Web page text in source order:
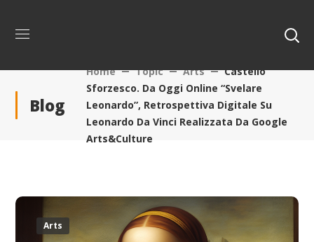
Blog
Home Topic Arts
Castello
Sforzesco. Da Oggi Online “Svelare
Leonardo”, Retrospettiva Digitale Su
Leonardo Da Vinci Realizzata Da Google
Arts&Culture
Arts